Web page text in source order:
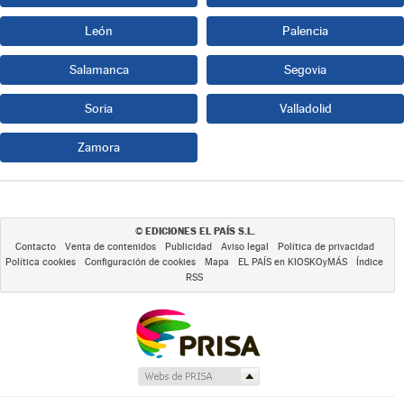
León Palencia
Salamanca Segovia
Soria Valladolid
Zamora
© EDICIONES EL PAÍS S.L.
Contacto Venta de contenidos Publicidad Aviso legal
Política de privacidad
Política cookies
Configuración de cookies Mapa EL PAÍS en KIOSKOyMÁS
Índice
RSS